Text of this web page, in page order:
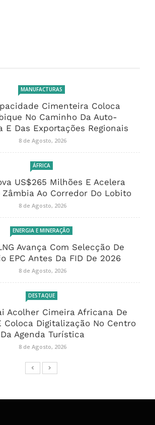
MANUFACTURAS
Cimenteira Coloca
No Caminho Da Auto-
E Das Exportações Regionais
8 de Agosto, 2026
ÁFRICA
US$265 Milhões E Acelera
Zâmbia Ao Corredor Do Lobito
8 de Agosto, 2026
ENERGIA E MINERAÇÃO
Avança Com Selecção De
EPC Antes Da FID De 2026
8 de Agosto, 2026
DESTAQUE
Acolher Cimeira Africana De
Coloca Digitalização No Centro
Da Agenda Turística
8 de Agosto, 2026